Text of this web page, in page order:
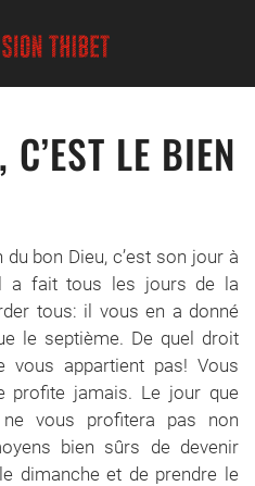
LE BIEN
du bon Dieu, c’est son jour à
a fait tous les jours de la
tous: il vous en a donné
le septième. De quel droit
vous appartient pas! Vous
profite jamais. Le jour que
vous profitera pas non
bien sûrs de devenir
dimanche et de prendre le